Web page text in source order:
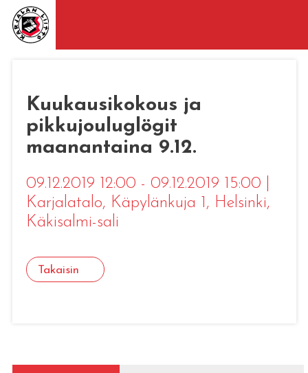
Kuukausikokous ja
pikkujouluglögit
maanantaina 9.12.
09.12.2019 12:00 - 09.12.2019 15:00
Karjalatalo, Käpylänkuja 1, Helsinki,
Käkisalmi-sali
Takaisin